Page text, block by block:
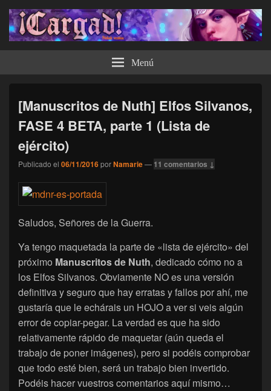
¡Cargad! Menú
[Manuscritos de Nuth] Elfos Silvanos,
FASE 4 BETA, parte 1 (Lista de
ejército)
Publicado el 06/11/2016porNamarie— 11 comentarios ↓
Saludos, Señores de la Guerra.
Ya tengo maquetada la parte de «lista de ejército» del
próximo Manuscritos de Nuth, dedicado cómo no a
los Elfos Silvanos. Obviamente NO es una versión
definitiva y seguro que hay erratas y fallos por ahí, me
gustaría que le echárais un HOJO a ver si veis algún
error de copiar-pegar. La verdad es que ha sido
relativamente rápido de maquetar (aún queda el
trabajo de poner imágenes), pero si podéis comprobar
que todo esté bien, será un trabajo bien invertido.
Podéis hacer vuestros comentarios aquí mismo…